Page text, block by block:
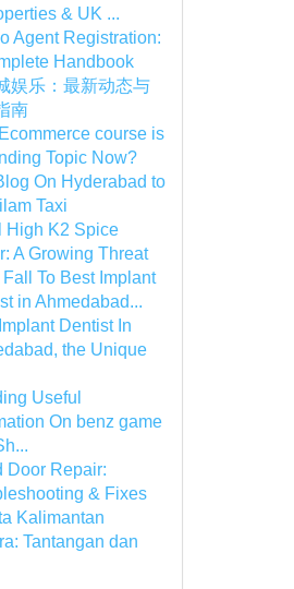
& UK ...
Agent Registration:
Handbook
娱乐：最新动态与
南
course is
Topic Now?
On Hyderabad to
Taxi
High K2 Spice
A Growing Threat
Fall To Best Implant
in Ahmedabad...
Dentist In
the Unique
Useful
On benz game
Door Repair:
& Fixes
Kalimantan
Tantangan dan